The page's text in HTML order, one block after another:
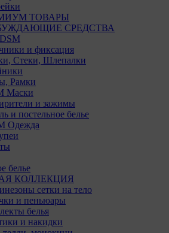
ТОВАРЫ
СРЕДСТВА
и фиксация
Стеки, Шлепалки
Рамки
Маски
и зажимы
и постельное белье
Одежда
белье
КОЛЛЕКЦИЯ
сетки на тело
и пеньюары
белья
и накидки